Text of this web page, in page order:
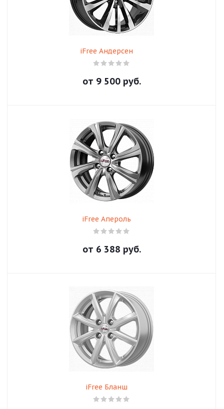
iFree Андерсен
от 9 500руб.
iFree Апероль
от 6 388 руб.
iFree Бланш